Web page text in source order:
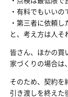
・有料でもいいの
・第三者に依頼し
と、考え方は人そ
皆さん、ほかの買
家づくりの場合は
そのため、契約を
引き渡しを終えた